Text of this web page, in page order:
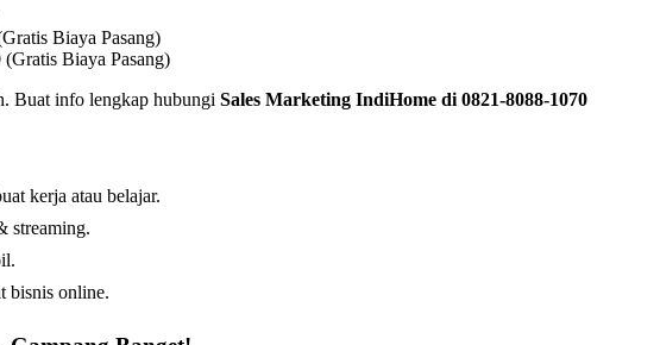
Biaya Pasang)
Biaya Pasang)
Buat info lengkap hubungi Sales Marketing IndiHome di 0821-8088-1070
kerja atau belajar.
streaming.
bisnis online.